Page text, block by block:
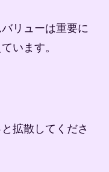
リューは重要に
います。
拡散してくださ